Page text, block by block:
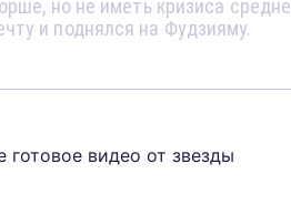
готовое видео от звезды